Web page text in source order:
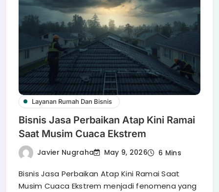
Layanan Rumah Dan Bisnis
Bisnis Jasa Perbaikan Atap Kini Ramai
Saat Musim Cuaca Ekstrem
Javier Nugraha May 9, 2026 6 Mins
Bisnis Jasa Perbaikan Atap Kini Ramai Saat
Musim Cuaca Ekstrem menjadi fenomena yang